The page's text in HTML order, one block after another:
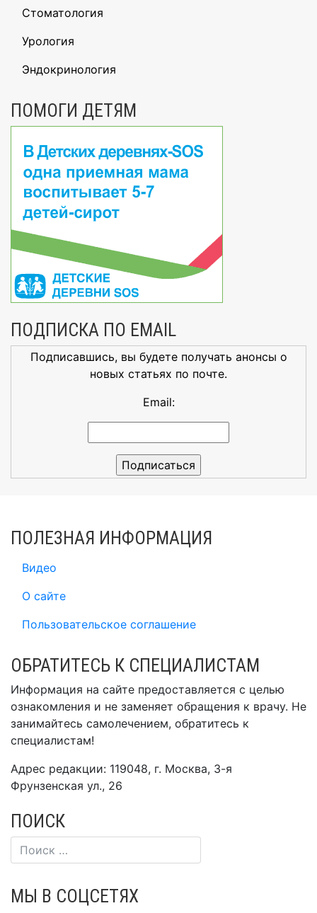
Стоматология
Урология
Эндокринология
ПОМОГИ ДЕТЯМ
ПОДПИСКА ПО EMAIL
Подписавшись, вы будете получать анонсы о
новых статьях по почте.
Email:
ПОЛЕЗНАЯ ИНФОРМАЦИЯ
Видео
О сайте
Пользовательское соглашение
ОБРАТИТЕСЬ К СПЕЦИАЛИСТАМ
Информация на сайте предоставляется с целью
ознакомления и не заменяет обращения к врачу. Не
занимайтесь самолечением, обратитесь к
специалистам!
Адрес редакции: 119048, г. Москва, 3-я
Фрунзенская ул., 26
ПОИСК
МЫ В СОЦСЕТЯХ